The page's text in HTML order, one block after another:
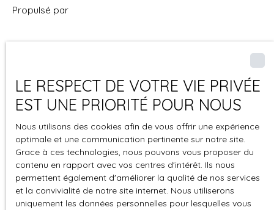
Propulsé par
+33 1 39 76 18 18
3 Bis rue du Maréchal Foch
78110 Le Vésinet
LE RESPECT DE VOTRE VIE PRIVÉE
EST UNE PRIORITÉ POUR NOUS
Nous utilisons des cookies afin de vous offrir une expérience
optimale et une communication pertinente sur notre site.
Grace à ces technologies, nous pouvons vous proposer du
contenu en rapport avec vos centres d'intérêt. Ils nous
permettent également d'améliorer la qualité de nos services
et la convivialité de notre site internet. Nous utiliserons
uniquement les données personnelles pour lesquelles vous